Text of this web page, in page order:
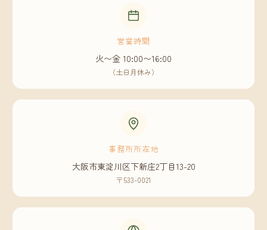
営業時間
火〜金 10:00〜16:00
（土日月休み）
事務所所在地
大阪市東淀川区下新庄2丁目13-20
〒533-0021